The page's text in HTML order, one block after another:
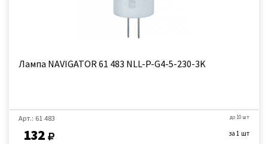
Лампа NAVIGATOR 61 483 NLL-P-G4-5-230-3K
Арт.: 61 483
132
до 10 шт
за 1 шт